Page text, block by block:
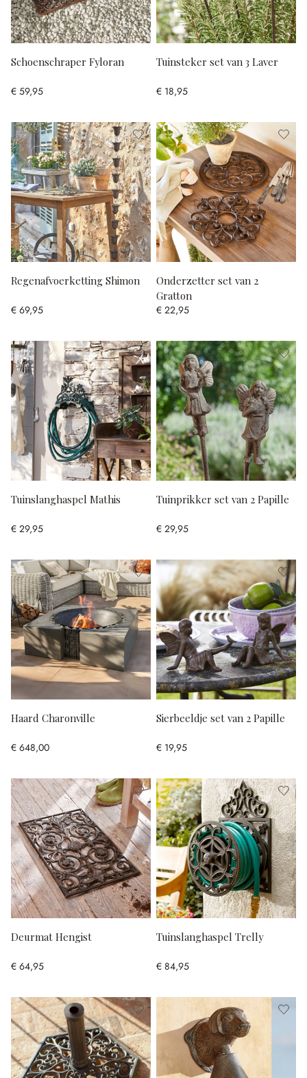
Schoenschraper Fyloran
€ 59,95
Tuinsteker set van 3 Laver
€ 18,95
Regenafvoerketting Shimon
€ 69,95
Onderzetter set van 2
Gratton
€ 22,95
Tuinslanghaspel Mathis
€ 29,95
Tuinprikker set van 2 Papille
€ 29,95
Haard Charonville
€ 648,00
Sierbeeldje set van 2 Papille
€ 19,95
Deurmat Hengist
€ 64,95
Tuinslanghaspel Trelly
€ 84,95